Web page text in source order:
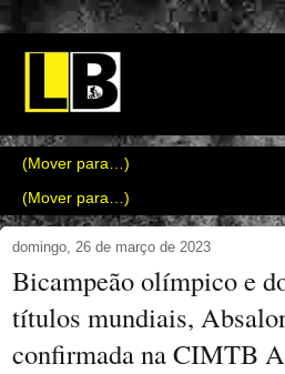
domingo, 26 de março de 2023
Bicampeão olímpico e
títulos mundiais,
confirmada na CIMTB